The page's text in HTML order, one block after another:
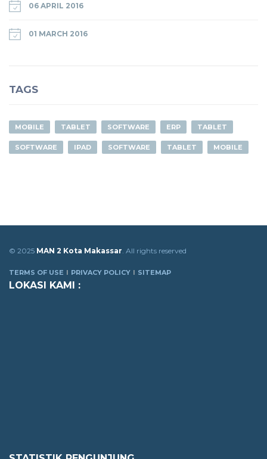
06 APRIL 2016
01 MARCH 2016
TAGS
MOBILE TABLET SOFTWARE ERP TABLET
SOFTWARE IPAD SOFTWARE TABLET MOBILE
© 2025 MAN 2 Kota Makassar . All rights reserved
TERMS OF USE PRIVACY POLICY SITEMAP
LOKASI KAMI :